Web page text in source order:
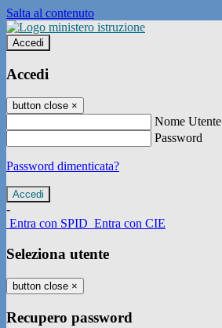
Salta al contenuto
Accedi
Accedi
button close ×
Nome Utente
Password
Password dimenticata?
-
Entra con SPID Entra con CIE
Seleziona utente
button close ×
Recupero password